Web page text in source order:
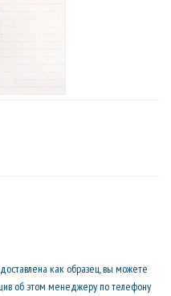
как образец, вы можете
об этом менеджеру по телефону